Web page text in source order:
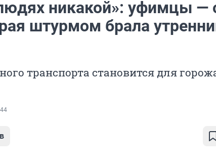
никакой»: уфимцы —
штурмом брала
транспорта становится для